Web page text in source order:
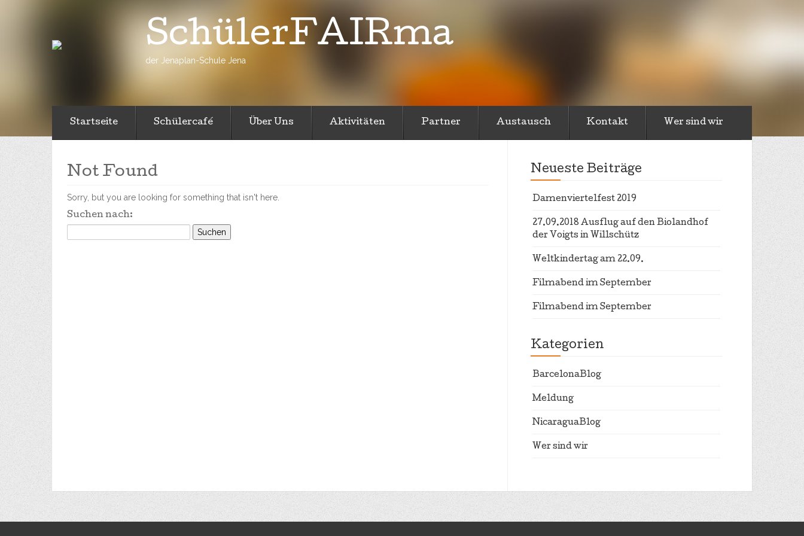
SchülerFAIRma
der Jenaplan-Schule Jena
Startseite Schülercafé Über Uns Aktivitäten Partner Austausch Kontakt Wer sind wir
Not Found
Sorry, but you are looking for something that isn't here.
Suchen nach:
Neueste Beiträge
Damenviertelfest 2019
27.09.2018 Ausflug auf den Biolandhof
der Voigts in Willschütz
Weltkindertag am 22.09.
Filmabend im September
Filmabend im September
Kategorien
BarcelonaBlog
Meldung
NicaraguaBlog
Wer sind wir